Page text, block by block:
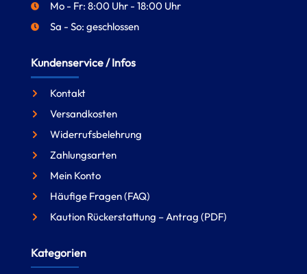
Mo - Fr: 8:00 Uhr - 18:00 Uhr
Sa - So: geschlossen
Kundenservice / Infos
Kontakt
Versandkosten
Widerrufsbelehrung
Zahlungsarten
Mein Konto
Häufige Fragen (FAQ)
Kaution Rückerstattung – Antrag (PDF)
Kategorien